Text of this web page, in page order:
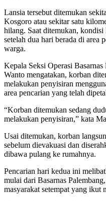
Lansia tersebut ditemukan
Kosgoro atau sekitar satu
hilang. Saat ditemukan,
setelah dua hari berada di area
warga.
Kepala Seksi Operasi
Wanto mengatakan, korban
melakukan penyisiran
area pencarian yang telah
“Korban ditemukan sedang
melakukan penyisiran,” kata
Usai ditemukan, korban
sebelum dievakuasi dan
dibawa pulang ke rumahnya.
Pencarian hari kedua ini
mulai dari Basarnas
masyarakat setempat yang ikut